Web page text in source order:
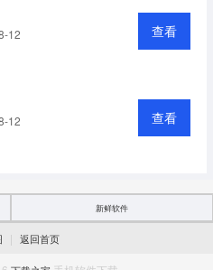
12 查看
12 查看
新鲜软件
| 返回首页